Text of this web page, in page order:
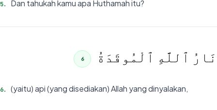
5. Dan tahukah kamu apa Huthamah itu?
نَارُ ٱللَّهِ ٱلْمُوقَدَةُ 6
6. (yaitu) api (yang disediakan) Allah yang dinyalakan,